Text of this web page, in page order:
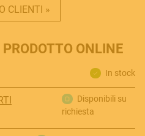
CLIENTI »
ONLINE
In stock
Disponibili su
richiesta